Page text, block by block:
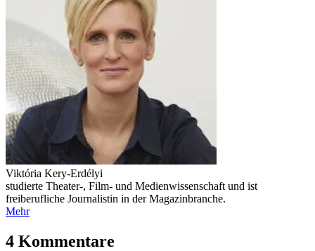
Viktória Kery-Erdélyi
studierte Theater-, Film- und Medienwissenschaft und ist
freiberufliche Journalistin in der Magazinbranche.
Mehr
4 Kommentare